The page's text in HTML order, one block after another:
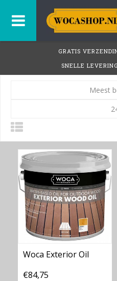
GRATIS
SNELLE
Meest
Woca Exterior Oil
€84,75